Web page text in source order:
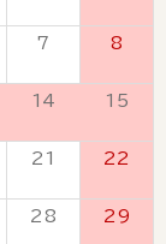
7 8
14 15
21 22
28 29